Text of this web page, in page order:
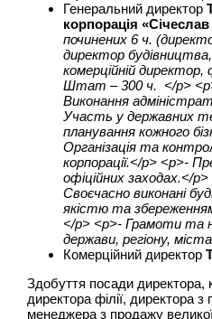
Генеральний директор
корпорація «Січеслав
починених 6 ч.
директор будівництва,
комерційній директор,
Штат – 300 ч. </p>
Виконання
Участь у державних
планування кожного
Організація та
корпорації.</p> <p>-
офіційних заходах.</
Своєчасно виконані
якістю та
</p> <p>- Грамоти та
держави, регіону,
Комерційний директор
Здобуття посади директора,
директора філії, директора
менеджера з продажу великої